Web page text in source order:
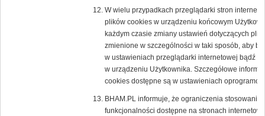
W wielu przypadkach przeglądarki stron
plików cookies w urządzeniu końcowym
każdym czasie zmiany ustawień dotyczących
zmienione w szczególności w taki sposób, aby
w ustawieniach przeglądarki internetowej bądź
w urządzeniu Użytkownika. Szczegółowe
cookies dostępne są w ustawieniach
BHAM.PL informuje, że ograniczenia stosowania
funkcjonalności dostępne na stronach